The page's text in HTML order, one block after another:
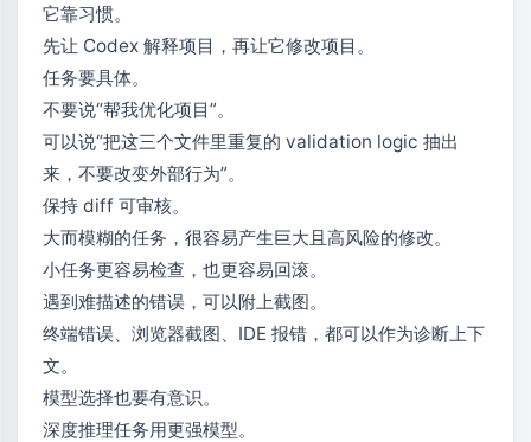
它靠习惯。
先让 Codex 解释项目，再让它修改项目。
任务要具体。
不要说“帮我优化项目”。
可以说“把这三个文件里重复的 validation logic 抽出
来，不要改变外部行为”。
保持 diff 可审核。
大而模糊的任务，很容易产生巨大且高风险的修改。
小任务更容易检查，也更容易回滚。
遇到难描述的错误，可以附上截图。
终端错误、浏览器截图、IDE 报错，都可以作为诊断上下
文。
模型选择也要有意识。
深度推理任务用更强模型。